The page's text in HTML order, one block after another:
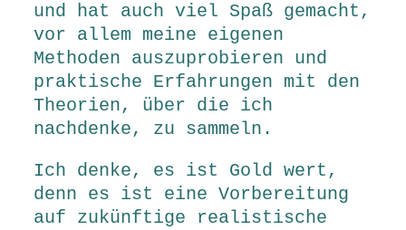
und hat auch viel Spaß gemacht,
vor allem meine eigenen
Methoden auszuprobieren und
praktische Erfahrungen mit den
Theorien, über die ich
nachdenke, zu sammeln.
Ich denke, es ist Gold wert,
denn es ist eine Vorbereitung
auf zukünftige realistische